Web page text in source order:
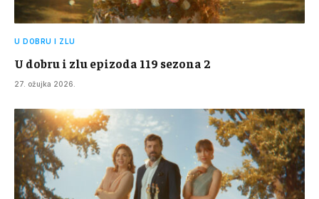
U DOBRU I ZLU
U dobru i zlu epizoda 119 sezona 2
27. ožujka 2026.